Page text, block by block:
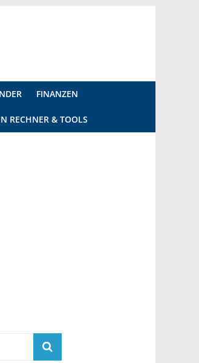
FINANZEN
RECHNER & TOOLS